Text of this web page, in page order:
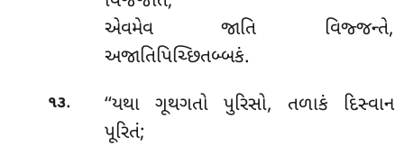
એવમેવ જાતિ વિજ્જન્તે,
અજાતિપિચ્છિતબ્બકં.
૧૩.
‘‘યથા ગૂથગતો પુરિસો, તળાકં દિસ્વાન
પૂરિતં;